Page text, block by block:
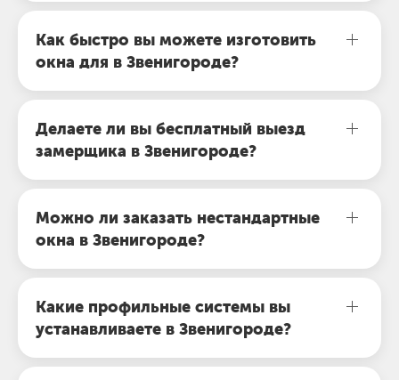
Как быстро вы можете изготовить
окна для в Звенигороде?
Делаете ли вы бесплатный выезд
замерщика в Звенигороде?
Можно ли заказать нестандартные
окна в Звенигороде?
Какие профильные системы вы
устанавливаете в Звенигороде?